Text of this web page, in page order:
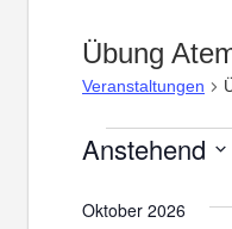
Übung
Veranstaltungen
Anstehend
wählen.
Oktober 2026